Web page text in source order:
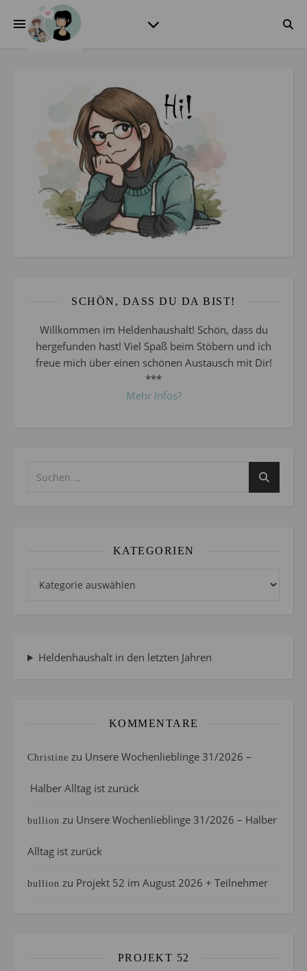
SCHÖN, DASS DU DA BIST!
Willkommen im Heldenhaushalt! Schön, dass du
hergefunden hast! Viel Spaß beim Stöbern und ich
freue mich über einen schönen Austausch mit Dir!
***
Mehr Infos?
KATEGORIEN
Heldenhaushalt in den letzten Jahren
KOMMENTARE
Christine zu Unsere Wochenlieblinge 31/2026 –
Halber Alltag ist zurück
bullion zu Unsere Wochenlieblinge 31/2026 – Halber
Alltag ist zurück
bullion zu Projekt 52 im August 2026 + Teilnehmer
PROJEKT 52